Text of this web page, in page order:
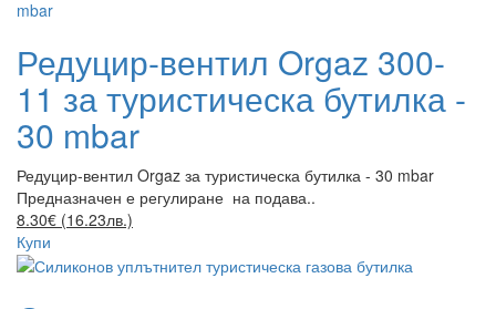
Редуцир-вентил Orgaz 300-
11 за туристическа бутилка -
30 mbar
Редуцир-вентил Orgaz за туристическа бутилка - 30 mbar
Предназначен е регулиране на подава..
8.30€ (16.23лв.)
Купи